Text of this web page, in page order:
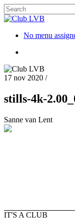
No menu
17 nov 2020 /
stills-4k-
Sanne van Lent
IT'S A CLUB